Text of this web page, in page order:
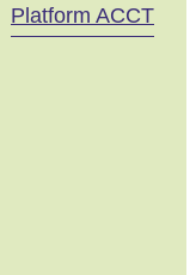
Platform ACCT